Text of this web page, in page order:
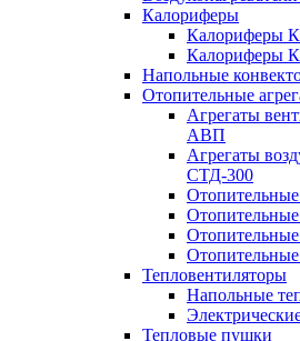
Калориферы
Калориферы
Калориферы
Напольные
Отопительные
Агрегаты
АВП
Агрегаты
СТД-300
Тепловентиляторы
Напольные
Тепловые пушки